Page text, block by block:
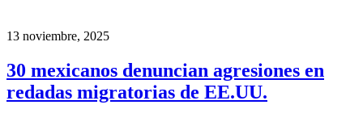
13 noviembre, 2025
30 mexicanos denuncian agresiones en
redadas migratorias de EE.UU.